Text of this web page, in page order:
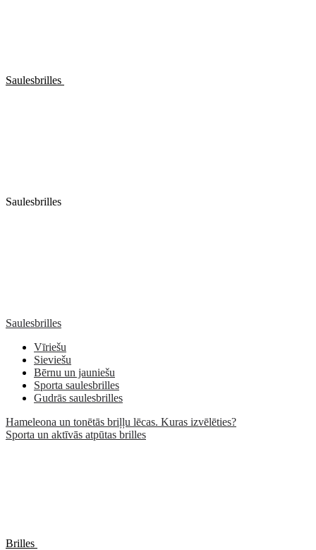
Saulesbrilles
Saulesbrilles
Saulesbrilles
Vīriešu
Sieviešu
Bērnu un jauniešu
Sporta saulesbrilles
Gudrās saulesbrilles
Hameleona un tonētās briļļu lēcas. Kuras izvēlēties?
Sporta un aktīvās atpūtas brilles
Brilles